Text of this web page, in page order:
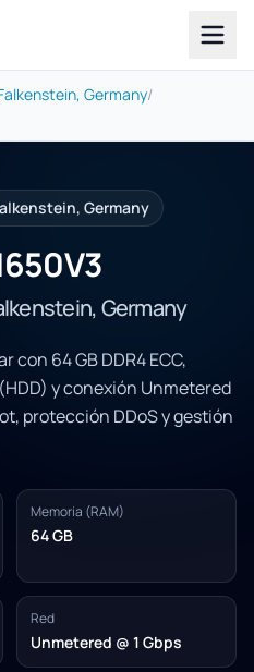
Germany/
Germany
Germany
64 GB DDR4 ECC,
y conexión Unmetered
protección DDoS y gestión
Memoria (RAM)
64 GB
Red
Unmetered @ 1 Gbps